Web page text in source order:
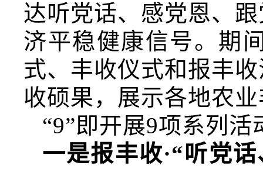
达听党话、感党恩、
济平稳健康信号。期
式、丰收仪式和报丰
收硕果，展示各地农
“9”即开展9项系列活
一是报丰收·“听党